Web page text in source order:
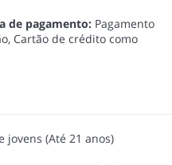
de pagamento: Pagamento
Cartão de crédito como
jovens (Até 21 anos)